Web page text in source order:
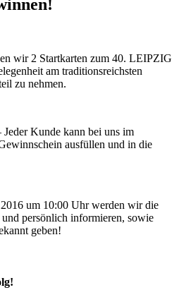
wir 2 Startkarten zum 40. LEIPZIG
am traditionsreichsten
zu nehmen.
Kunde kann bei uns im
ausfüllen und in die
um 10:00 Uhr werden wir die
persönlich informieren, sowie
geben!